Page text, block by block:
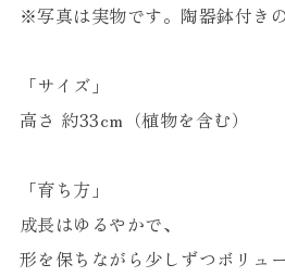
※写真は実物です。陶器鉢付きの
「サイズ」
高さ 約33cm（植物を含む）
「育ち方」
成長はゆるやかで、
形を保ちながら少しずつボリュ